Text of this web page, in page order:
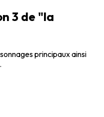
3 de "la
principaux ainsi